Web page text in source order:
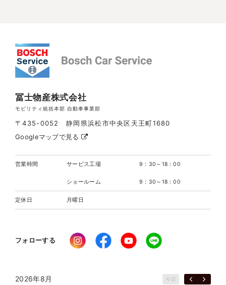
冨士物産株式会社
モビリティ統括本部 自動車事業部
〒435-0052 静岡県浜松市中央区天王町1680
Googleマップで見る
営業時間 サービス工場 9：30～18：00
ショールーム 9：30～18：00
定休日 月曜日
フォローする
2026年8月 今日